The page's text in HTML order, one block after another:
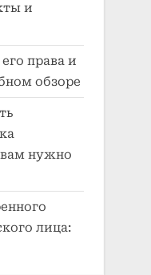
и
права и
обзоре
нужно
лица: